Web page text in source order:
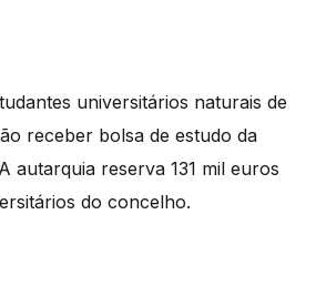
universitários naturais de
receber bolsa de estudo da
autarquia reserva 131 mil euros
do concelho.